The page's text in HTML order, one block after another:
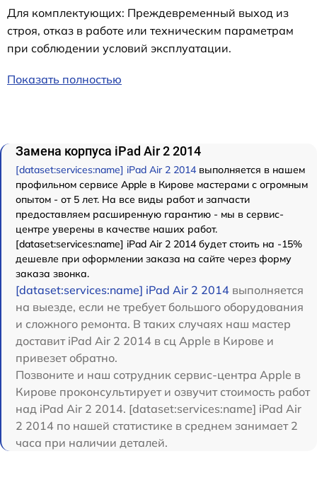
Для комплектующих: Преждевременный выход из
строя, отказ в работе или техническим параметрам
при соблюдении условий эксплуатации.
Показать полностью
Замена корпуса iPad Air 2 2014
[dataset:services:name] iPad Air 2 2014 выполняется в нашем
профильном сервисе Apple в Кирове мастерами с огромным
опытом - от 5 лет. На все виды работ и запчасти
предоставляем расширенную гарантию - мы в сервис-
центре уверены в качестве наших работ.
[dataset:services:name] iPad Air 2 2014 будет стоить на -15%
дешевле при оформлении заказа на сайте через форму
заказа звонка.
[dataset:services:name] iPad Air 2 2014 выполняется
на выезде, если не требует большого оборудования
и сложного ремонта. В таких случаях наш мастер
доставит iPad Air 2 2014 в сц Apple в Кирове и
привезет обратно.
Позвоните и наш сотрудник сервис-центра Apple в
Кирове проконсультирует и озвучит стоимость работ
над iPad Air 2 2014. [dataset:services:name] iPad Air
2 2014 по нашей статистике в среднем занимает 2
часа при наличии деталей.